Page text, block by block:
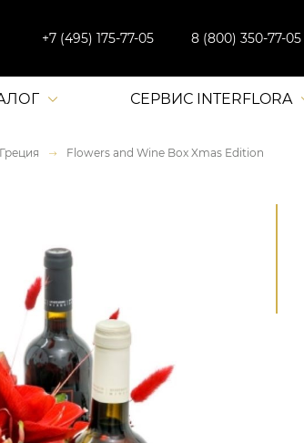
+7 (495) 175-77-05 8 (800) 350-77-05
СЕРВИС INTERFLORA
Греция Flowers and Wine Box Xmas Edition